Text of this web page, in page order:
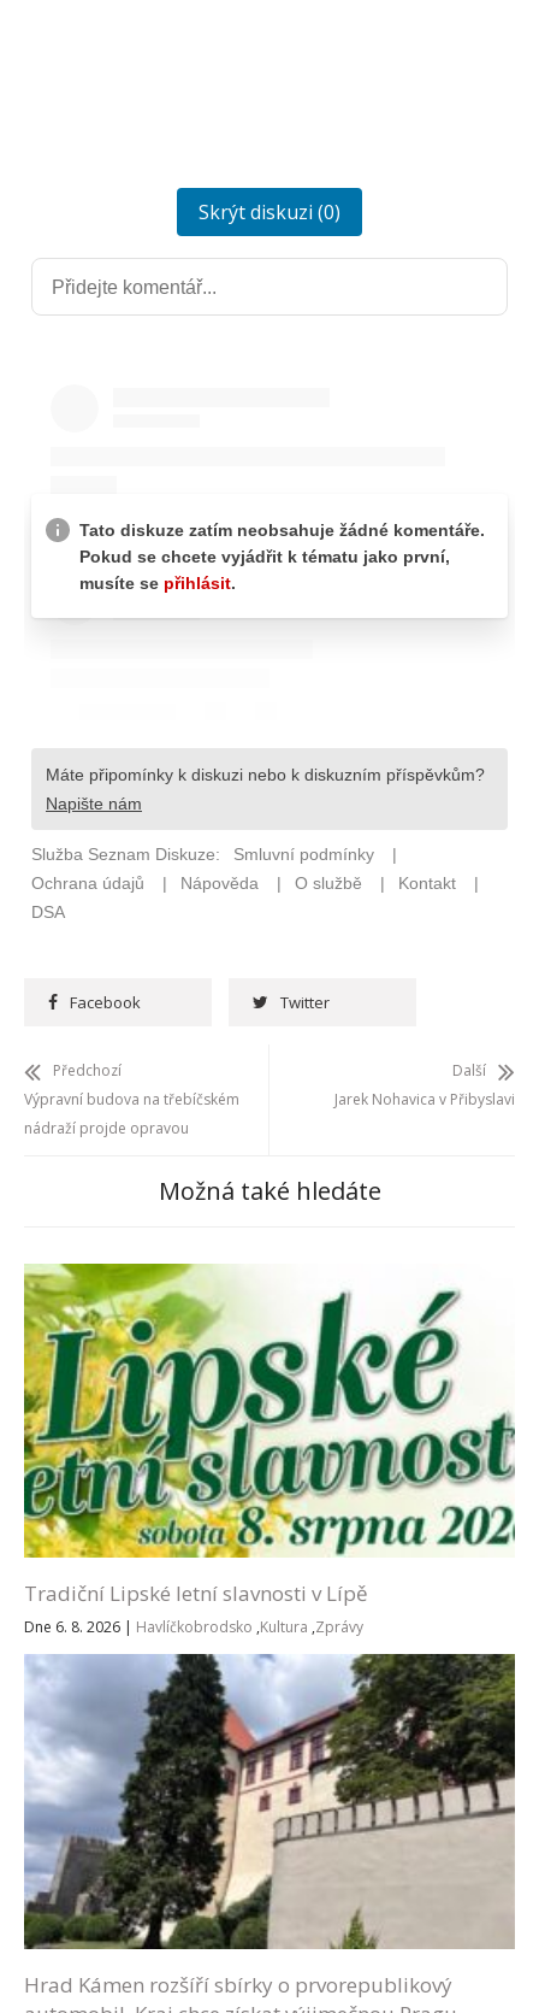
Skrýt diskuzi (0)
Facebook Twitter
Předchozí
Výpravní budova na třebíčském
nádraží projde opravou
Další
Jarek Nohavica v Přibyslavi
Možná také hledáte
Tradiční Lipské letní slavnosti v Lípě
Dne 6. 8. 2026 Havlíčkobrodsko ,Kultura ,Zprávy
Hrad Kámen rozšíří sbírky o prvorepublikový